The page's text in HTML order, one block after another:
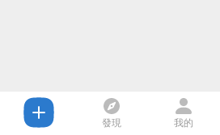
發現 我的